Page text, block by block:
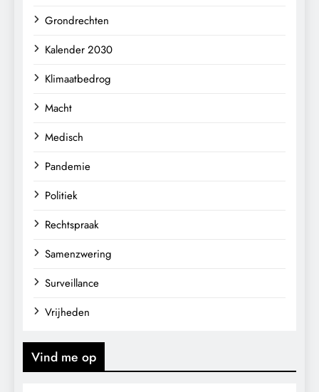
Grondrechten
Kalender 2030
Klimaatbedrog
Macht
Medisch
Pandemie
Politiek
Rechtspraak
Samenzwering
Surveillance
Vrijheden
Vind me op